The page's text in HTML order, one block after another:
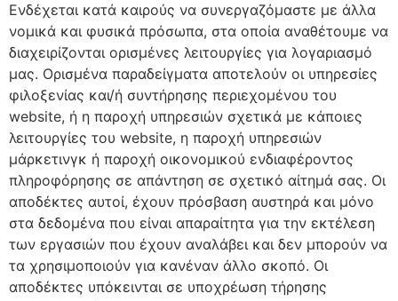
Ενδέχεται κατά καιρούς να συνεργαζόμαστε με άλλα
νομικά και φυσικά πρόσωπα, στα οποία αναθέτουμε να
διαχειρίζονται ορισμένες λειτουργίες για λογαριασμό
μας. Ορισμένα παραδείγματα αποτελούν οι υπηρεσίες
φιλοξενίας και/ή συντήρησης περιεχομένου του
website, ή η παροχή υπηρεσιών σχετικά με κάποιες
λειτουργίες του website, η παροχή υπηρεσιών
μάρκετινγκ ή παροχή οικονομικού ενδιαφέροντος
πληροφόρησης σε απάντηση σε σχετικό αίτημά σας. Οι
αποδέκτες αυτοί, έχουν πρόσβαση αυστηρά και μόνο
στα δεδομένα που είναι απαραίτητα για την εκτέλεση
των εργασιών που έχουν αναλάβει και δεν μπορούν να
τα χρησιμοποιούν για κανέναν άλλο σκοπό. Οι
αποδέκτες υπόκεινται σε υποχρέωση τήρησης